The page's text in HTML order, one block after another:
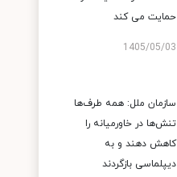
حمایت می کند
1405/05/03
سازمان ملل: همه طرف‌ها
تنش‌ها در خاورمیانه را
کاهش دهند و به
دیپلماسی بازگردند